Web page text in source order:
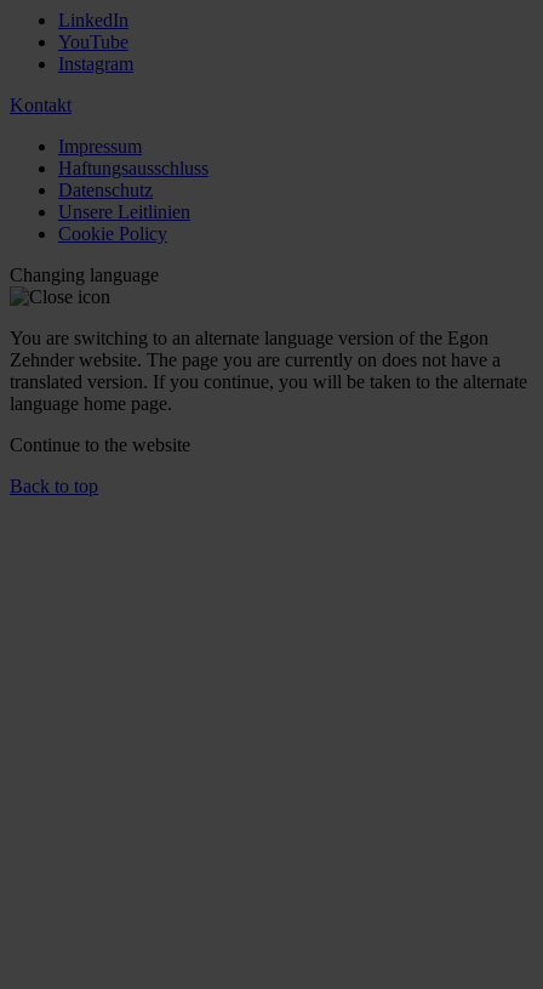
LinkedIn
YouTube
Instagram
Kontakt
Impressum
Haftungsausschluss
Datenschutz
Unsere Leitlinien
Cookie Policy
Changing language
You are switching to an alternate language version of the Egon
Zehnder website. The page you are currently on does not have a
translated version. If you continue, you will be taken to the alternate
language home page.
Continue to the website
Back to top